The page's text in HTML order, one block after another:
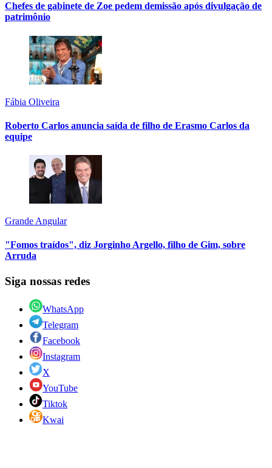
Chefes de gabinete de Zoe pedem demissão após divulgação de
patrimônio
Fábia Oliveira
Roberto Carlos anuncia saída de filho de Erasmo Carlos da
equipe
Grande Angular
"Fomos traídos", diz Jorginho Argello, filho de Gim, sobre
Arruda
Siga nossas redes
WhatsApp
Telegram
Facebook
Instagram
X
YouTube
Tiktok
Kwai